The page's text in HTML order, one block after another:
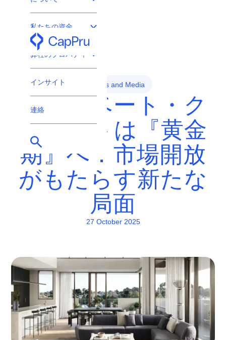
私たちの資金
弊社のプロパティ
インサイト
連絡
News and Media
プライベート・ク
レジットは『黄金
期』へ：市場開放
がもたらす新たな
局面
27 October 2025